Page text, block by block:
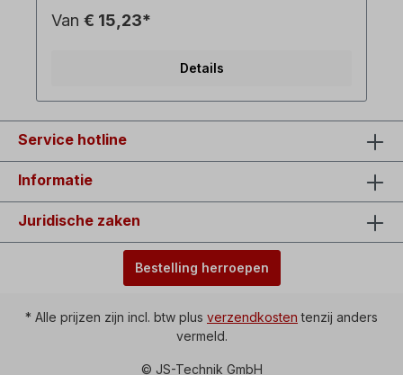
onder belasting, startkoppel lager dan bij een
bijbehorende draaistroommotor! ! Kan niet worden
productfoto's zijn vrijblijvende voorbeelden!
Optioneel: Aan/uit-schakelaar met
omkeerschakelaar voor links/rechts draaien,
omgevingstemperatuur= -5°C tot +40°C, Lijn
tussen motor en schakelaarhuis = ca. 90 cm.
Van € 15,23*
Details
Service hotline
Informatie
Juridische zaken
Bestelling herroepen
* Alle prijzen zijn incl. btw plus verzendkosten tenzij anders
vermeld.
© JS-Technik GmbH